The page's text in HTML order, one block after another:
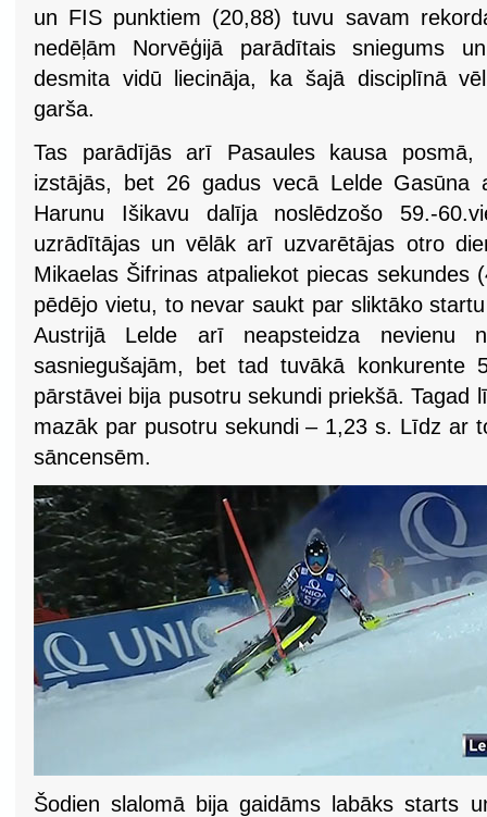
un FIS punktiem (20,88) tuvu savam
nedēļām Norvēģijā parādītais sniegums
desmita vidū liecināja, ka šajā disciplīnā
garša.
Tas parādījās arī Pasaules kausa
izstājās, bet 26 gadus vecā Lelde Gasūna
Harunu Išikavu dalīja noslēdzošo 59.-
uzrādītājas un vēlāk arī uzvarētājas otro
Mikaelas Šifrinas atpaliekot piecas sekundes
pēdējo vietu, to nevar saukt par sliktāko
Austrijā Lelde arī neapsteidza nevienu
sasniegušajām, bet tad tuvākā konkurente
pārstāvei bija pusotru sekundi priekšā. Tagad
mazāk par pusotru sekundi – 1,23 s. Līdz ar
sāncensēm.
Šodien slalomā bija gaidāms labāks starts